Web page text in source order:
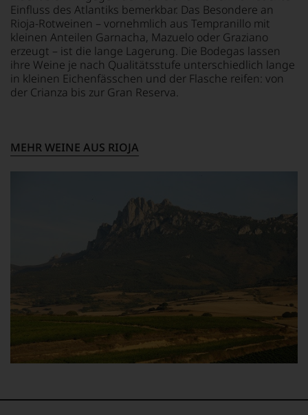
Bewertungen
jedes
einzelnen
Weines.
Warum
also
sollen
Sie
Hauses
davon
Kritiker
müssen?
Unsere
das
Einfluss des Atlantiks bemerkbar. Das Besondere an
Rioja-Rotweinen – vornehmlich aus Tempranillo mit
kleinen Anteilen Garnacha, Mazuelo oder Graziano
erzeugt – ist die lange Lagerung. Die Bodegas lassen
ihre Weine je nach Qualitätsstufe unterschiedlich lange
in kleinen Eichenfässchen und der Flasche reifen: von
der Crianza bis zur Gran Reserva.
MEHR WEINE AUS RIOJA